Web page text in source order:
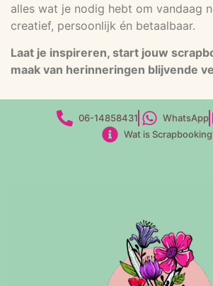
alles wat je nodig hebt om vandaag
creatief, persoonlijk én betaalbaar.
Laat je inspireren, start jouw
maak van herinneringen blijvende
06-14858431 WhatsApp
Wat is